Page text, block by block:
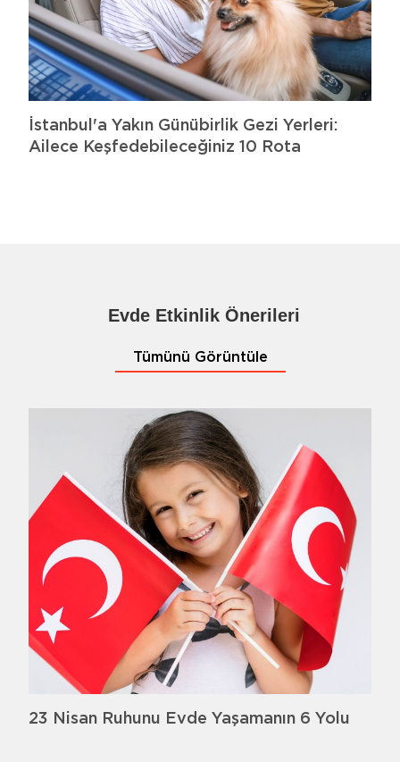
İstanbul'a Yakın Günübirlik Gezi Yerleri:
Ailece Keşfedebileceğiniz 10 Rota
Evde Etkinlik Önerileri
Tümünü Görüntüle
23 Nisan Ruhunu Evde Yaşamanın 6 Yolu